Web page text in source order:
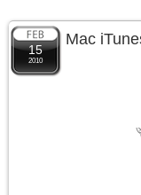
15
2010
Mac